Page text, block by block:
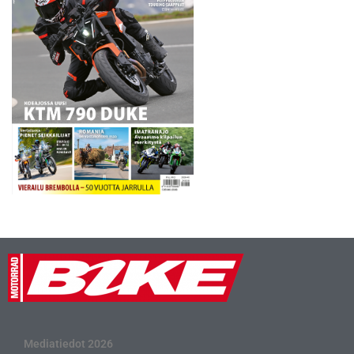
käyttökustannukset,…
Mediatiedot 2026